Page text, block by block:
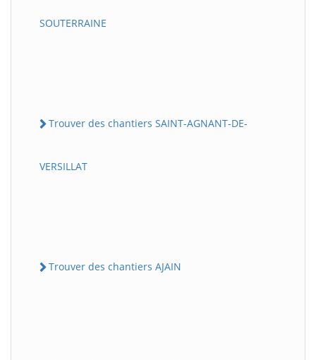
SOUTERRAINE
Trouver des chantiers SAINT-AGNANT-DE-
VERSILLAT
Trouver des chantiers AJAIN